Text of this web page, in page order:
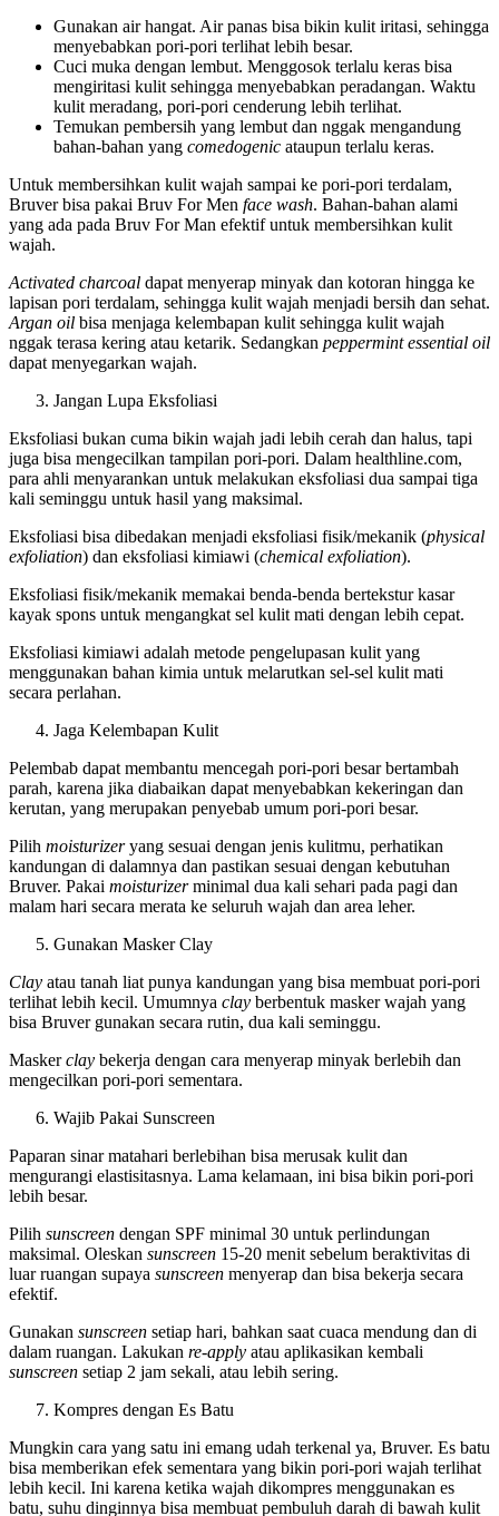
Gunakan air hangat. Air panas bisa bikin kulit iritasi, sehingga
menyebabkan pori-pori terlihat lebih besar.
Cuci muka dengan lembut. Menggosok terlalu keras bisa
mengiritasi kulit sehingga menyebabkan peradangan. Waktu
kulit meradang, pori-pori cenderung lebih terlihat.
Temukan pembersih yang lembut dan nggak mengandung
bahan-bahan yang comedogenic ataupun terlalu keras.
Untuk membersihkan kulit wajah sampai ke pori-pori terdalam,
Bruver bisa pakai Bruv For Men face wash. Bahan-bahan alami
yang ada pada Bruv For Man efektif untuk membersihkan kulit
wajah.
Activated charcoal dapat menyerap minyak dan kotoran hingga ke
lapisan pori terdalam, sehingga kulit wajah menjadi bersih dan sehat.
Argan oil bisa menjaga kelembapan kulit sehingga kulit wajah
nggak terasa kering atau ketarik. Sedangkan peppermint essential oil
dapat menyegarkan wajah.
Jangan Lupa Eksfoliasi
Eksfoliasi bukan cuma bikin wajah jadi lebih cerah dan halus, tapi
juga bisa mengecilkan tampilan pori-pori. Dalam healthline.com,
para ahli menyarankan untuk melakukan eksfoliasi dua sampai tiga
kali seminggu untuk hasil yang maksimal.
Eksfoliasi bisa dibedakan menjadi eksfoliasi fisik/mekanik (physical
exfoliation) dan eksfoliasi kimiawi (chemical exfoliation).
Eksfoliasi fisik/mekanik memakai benda-benda bertekstur kasar
kayak spons untuk mengangkat sel kulit mati dengan lebih cepat.
Eksfoliasi kimiawi adalah metode pengelupasan kulit yang
menggunakan bahan kimia untuk melarutkan sel-sel kulit mati
secara perlahan.
Jaga Kelembapan Kulit
Pelembab dapat membantu mencegah pori-pori besar bertambah
parah, karena jika diabaikan dapat menyebabkan kekeringan dan
kerutan, yang merupakan penyebab umum pori-pori besar.
Pilih moisturizeryang sesuai dengan jenis kulitmu, perhatikan
kandungan di dalamnya dan pastikan sesuai dengan kebutuhan
Bruver. Pakai moisturizerminimal dua kali sehari pada pagi dan
malam hari secara merata ke seluruh wajah dan area leher.
Gunakan Masker Clay
Clay atau tanah liat punya kandungan yang bisa membuat pori-pori
terlihat lebih kecil. Umumnya clay berbentuk masker wajah yang
bisa Bruver gunakan secara rutin, dua kali seminggu.
Maskerclay bekerja dengan cara menyerap minyak berlebih dan
mengecilkan pori-pori sementara.
Wajib Pakai Sunscreen
Paparan sinar matahari berlebihan bisa merusak kulit dan
mengurangi elastisitasnya. Lama kelamaan, ini bisa bikin pori-pori
lebih besar.
Pilih sunscreen dengan SPF minimal 30 untuk perlindungan
maksimal. Oleskan sunscreen 15-20 menit sebelum beraktivitas di
luar ruangan supaya sunscreen menyerap dan bisa bekerja secara
efektif.
Gunakan sunscreen setiap hari, bahkan saat cuaca mendung dan di
dalam ruangan. Lakukan re-apply atau aplikasikan kembali
sunscreen setiap 2 jam sekali, atau lebih sering.
Kompres dengan Es Batu
Mungkin cara yang satu ini emang udah terkenal ya, Bruver. Es batu
bisa memberikan efek sementara yang bikin pori-pori wajah terlihat
lebih kecil. Ini karena ketika wajah dikompres menggunakan es
batu, suhu dinginnya bisa membuat pembuluh darah di bawah kulit